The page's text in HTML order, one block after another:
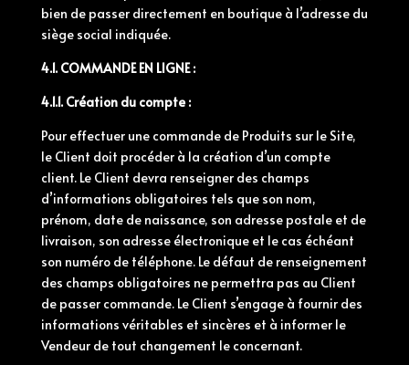
bien de passer directement en boutique à l’adresse du
siège social indiquée.
4.1. COMMANDE EN LIGNE :
4.1.1. Création du compte :
Pour effectuer une commande de Produits sur le Site,
le Client doit procéder à la création d’un compte
client. Le Client devra renseigner des champs
d’informations obligatoires tels que son nom,
prénom, date de naissance, son adresse postale et de
livraison, son adresse électronique et le cas échéant
son numéro de téléphone. Le défaut de renseignement
des champs obligatoires ne permettra pas au Client
de passer commande. Le Client s’engage à fournir des
informations véritables et sincères et à informer le
Vendeur de tout changement le concernant.